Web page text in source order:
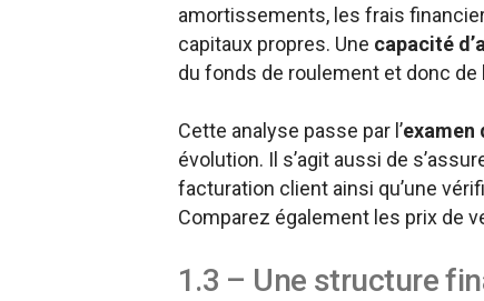
amortissements, les frais
capitaux propres. Une capacité
du fonds de roulement et donc de
Cette analyse passe par l’examen
évolution. Il s’agit aussi de
facturation client ainsi qu’une
Comparez également les prix de
1.3 – Une structure